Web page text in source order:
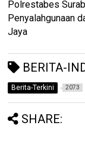
Polrestabes
Penyalahgunaan
Jaya
BERITA-
Berita-Terkini 2073
SHARE: